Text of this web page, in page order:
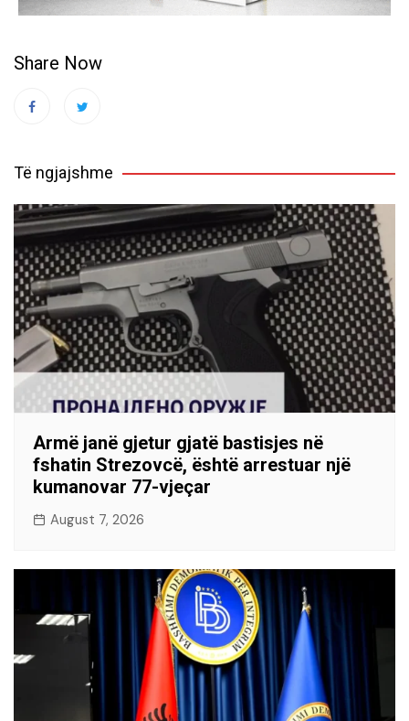
Share Now
Të ngjajshme
Armë janë gjetur gjatë bastisjes në
fshatin Strezovcë, është arrestuar një
kumanovar 77-vjeçar
August 7, 2026